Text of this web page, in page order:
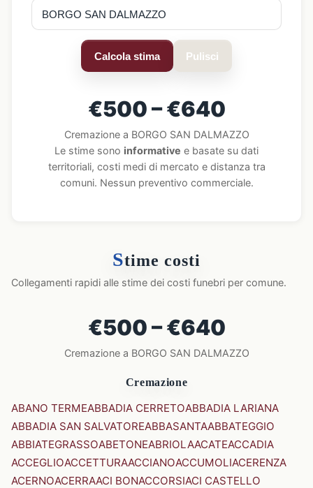
Calcola stima Pulisci
€500 – €640
Cremazione a BORGO SAN DALMAZZO
Le stime sono informative e basate su dati
territoriali, costi medi di mercato e distanza tra
comuni. Nessun preventivo commerciale.
Stime costi
Collegamenti rapidi alle stime dei costi funebri per comune.
€500 – €640
Cremazione a BORGO SAN DALMAZZO
Cremazione
ABANO TERMEABBADIA CERRETOABBADIA LARIANA
ABBADIA SAN SALVATOREABBASANTAABBATEGGIO
ABBIATEGRASSOABETONEABRIOLAACATEACCADIA
ACCEGLIOACCETTURAACCIANOACCUMOLIACERENZA
ACERNOACERRAACI BONACCORSIACI CASTELLO